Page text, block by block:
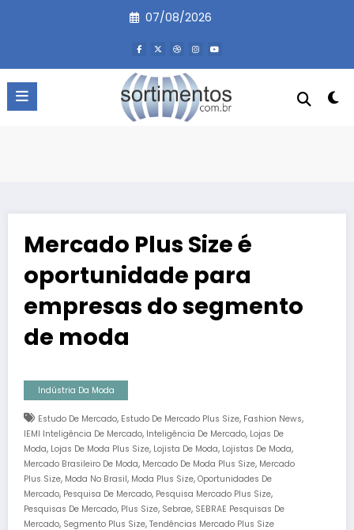
07/08/2026
Mercado Plus Size é
oportunidade para
empresas do segmento
de moda
Indústria Da Moda
Estudo De Mercado, Estudo De Mercado Plus Size, Fashion News,
IEMI Inteligência De Mercado, Inteligência De Mercado, Lojas De
Moda, Lojas De Moda Plus Size, Lojista De Moda, Lojistas De Moda,
Mercado Brasileiro De Moda, Mercado De Moda Plus Size, Mercado
Plus Size, Moda No Brasil, Moda Plus Size, Oportunidades De
Mercado, Pesquisa De Mercado, Pesquisa Mercado Plus Size,
Pesquisas De Mercado, Plus Size, Sebrae, SEBRAE Pesquisas De
Mercado, Segmento Plus Size, Tendências Mercado Plus Size